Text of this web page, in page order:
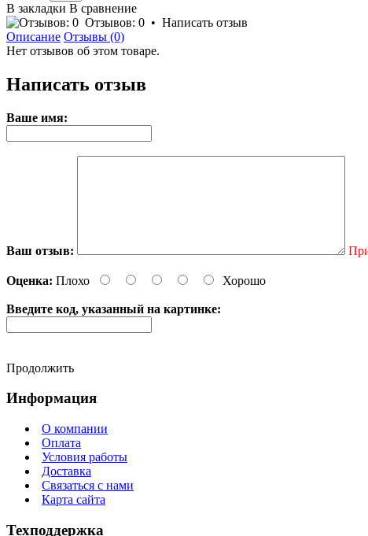
В закладки В сравнение
Отзывов: 0 • Написать отзыв
Описание Отзывы (0)
Нет отзывов об этом товаре.
Написать отзыв
Ваше имя:
Ваш отзыв:
Оценка: Плохо Хорошо
Введите код, указанный на картинке:
Продолжить
Информация
О компании
Оплата
Условия работы
Доставка
Связаться с нами
Карта сайта
Техподдержка